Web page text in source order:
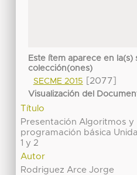
Este ítem aparece en la(s)
colección(ones)
SECME 2015
[2077]
Visualización del
Título
Presentación Algoritmos y
programación básica
1 y 2
Autor
Rodriguez Arce Jorge